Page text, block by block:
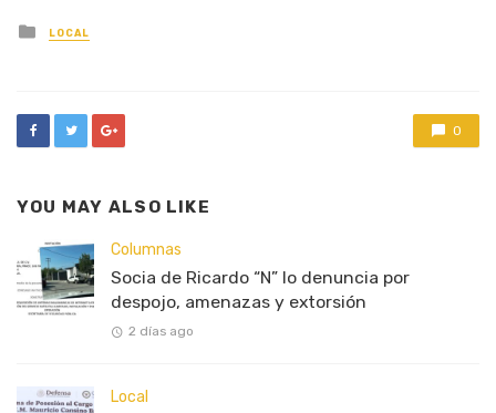
Posted
in
LOCAL
0
YOU MAY ALSO LIKE
Columnas
Socia de Ricardo “N” lo denuncia por
despojo, amenazas y extorsión
2 días ago
Local